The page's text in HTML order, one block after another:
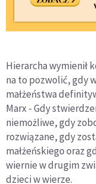
Hierarcha wymienił
na to pozwolić, gdy
małżeństwa
Marx - Gdy
niemożliwe, gdy
rozwiązane, gdy
małżeńskiego oraz
wiernie w drugim
dzieci w wierze.